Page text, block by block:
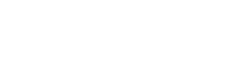
anderer Leica Kameras übertragen und